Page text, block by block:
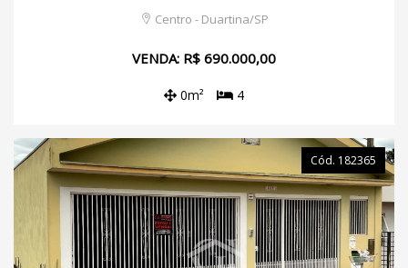
Centro - Duartina/SP
VENDA: R$ 690.000,00
0m² 4
Cód. 182365